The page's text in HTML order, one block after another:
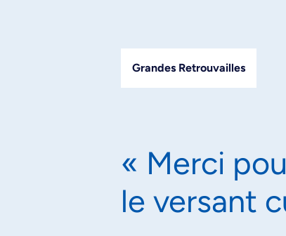
Grandes Retrouvailles
« Merci
le versant